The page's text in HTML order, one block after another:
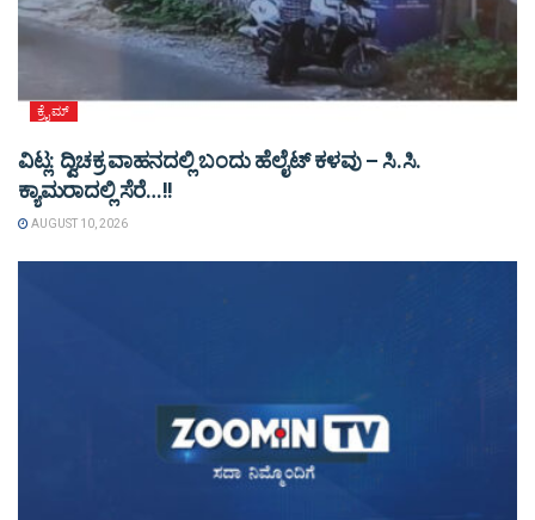
ಕ್ರೈಮ್
ವಿಟ್ಲ: ದ್ವಿಚಕ್ರ ವಾಹನದಲ್ಲಿ ಬಂದು ಹೆಲೈಟ್ ಕಳವು – ಸಿ.ಸಿ.
ಕ್ಯಾಮರಾದಲ್ಲಿ ಸೆರೆ…!!
AUGUST 10, 2026